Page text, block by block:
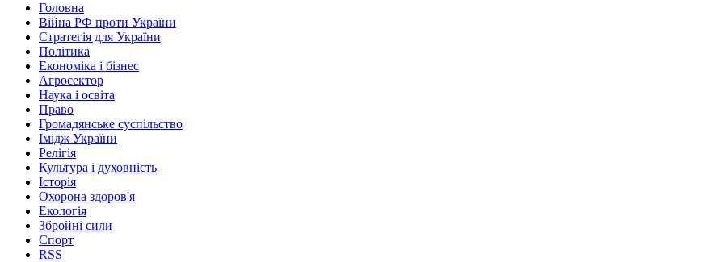
Головна
Війна РФ проти України
Стратегія для України
Політика
Економіка і бізнес
Агросектор
Наука і освіта
Право
Громадянське суспільство
Імідж України
Релігія
Культура і духовність
Історія
Охорона здоров'я
Екологія
Збройні сили
Спорт
RSS